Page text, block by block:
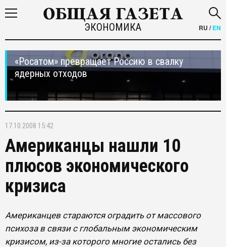
ЭКОНОМИКА RU /EN
«Росатом» превращает Россию в свалку
ядерных отходов
17.10.2008 15:42
Американцы нашли 10
плюсов экономического
кризиса
Американцев стараются оградить от массового
психоза в связи с глобальным экономическим
кризисом, из-за которого многие остались без